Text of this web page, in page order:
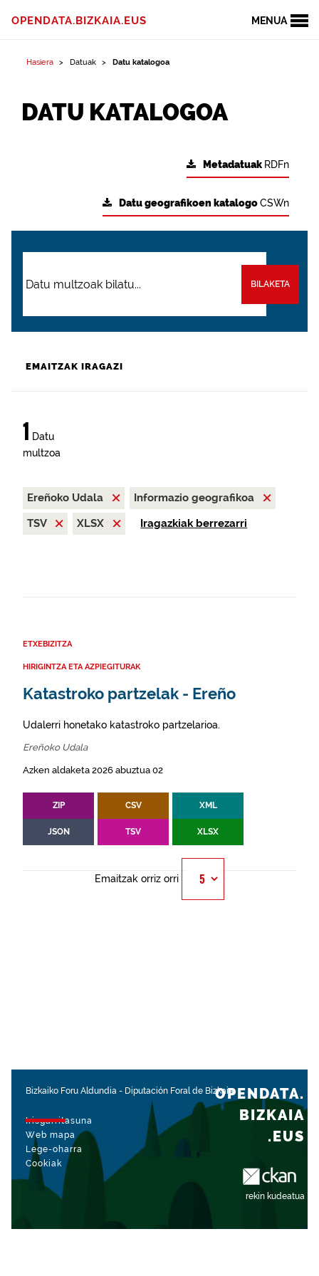
MENUA
OPENDATA.BIZKAIA.EUS
Hasiera Datuak Datu katalogoa
DATU KATALOGOA
Metadatuak RDFn
Datu geografikoen katalogoCSWn
BILAKETA
EMAITZAK IRAGAZI
1 Datu
multzoa
Ereñoko Udala
Informazio geografikoa
TSV
XLSX Iragazkiak berrezarri
ETXEBIZITZA
HIRIGINTZA ETA AZPIEGITURAK
Katastroko partzelak - Ereño
Udalerri honetako katastroko partzelarioa.
Ereñoko Udala
Azken aldaketa 2026 abuztua 02
ZIP CSV XML
JSON TSV XLSX
Emaitzak orriz orri
Bizkaiko Foru Aldundia - Diputación Foral de Bizkaia
Irisgarritasuna
Web mapa
Lege-oharra
Cookiak
rekin kudeatua
OPENDATA.
BIZKAIA
.EUS